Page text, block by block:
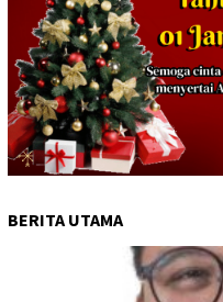
BERITA UTAMA